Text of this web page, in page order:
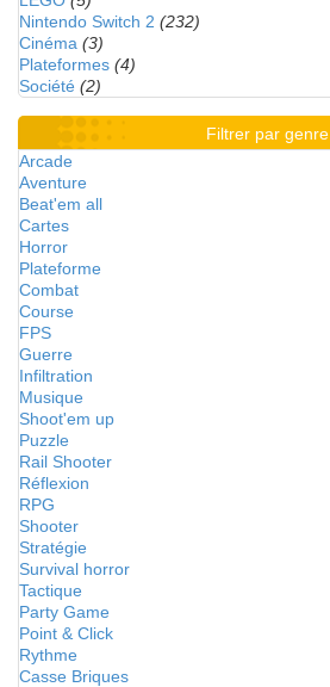
Nintendo Switch 2 (232)
Cinéma (3)
Plateformes (4)
Société (2)
Filtrer par genre
Arcade
Aventure
Beat'em all
Cartes
Horror
Plateforme
Combat
Course
FPS
Guerre
Infiltration
Musique
Shoot'em up
Puzzle
Rail Shooter
Réflexion
RPG
Shooter
Stratégie
Survival horror
Tactique
Party Game
Point & Click
Rythme
Casse Briques